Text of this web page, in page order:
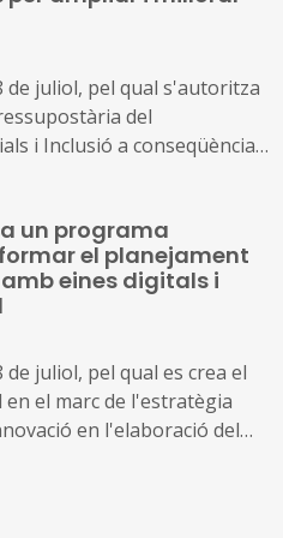
de juliol, pel qual s'autoritza
del
i Inclusió a conseqüència
un programa
el planejament
eines digitals i
de juliol, pel qual es crea el
el marc de l'estratègia
en l'elaboració del